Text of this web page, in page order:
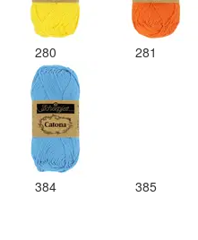
280 281
384 385